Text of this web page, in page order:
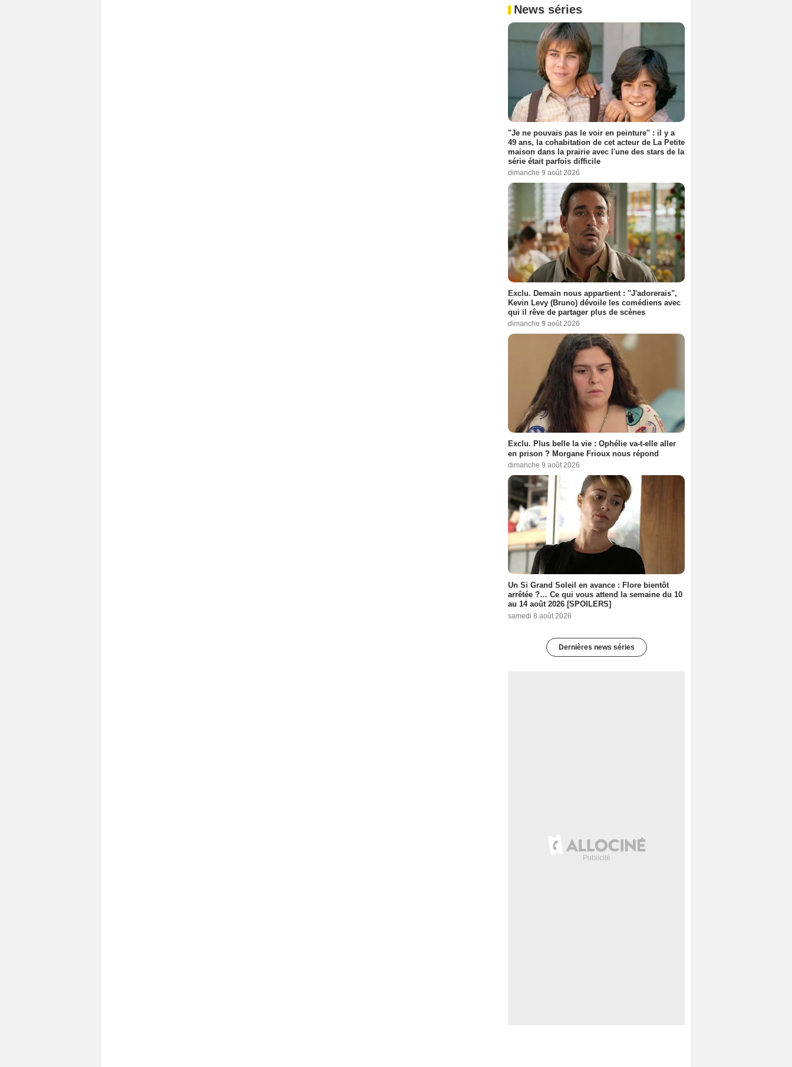
News séries
"Je ne pouvais pas le voir en peinture" : il y a
49 ans, la cohabitation de cet acteur de La Petite
maison dans la prairie avec l'une des stars de la
série était parfois difficile
dimanche 9 août 2026
Exclu. Demain nous appartient : "J'adorerais",
Kevin Levy (Bruno) dévoile les comédiens avec
qui il rêve de partager plus de scènes
dimanche 9 août 2026
Exclu. Plus belle la vie : Ophélie va-t-elle aller
en prison ? Morgane Frioux nous répond
dimanche 9 août 2026
Un Si Grand Soleil en avance : Flore bientôt
arrêtée ?… Ce qui vous attend la semaine du 10
au 14 août 2026 [SPOILERS]
samedi 8 août 2026
Dernières news séries